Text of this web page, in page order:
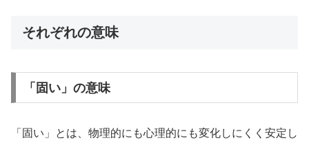
それぞれの意味
「固い」の意味
「固い」とは、物理的にも心理的にも変化しにくく安定し